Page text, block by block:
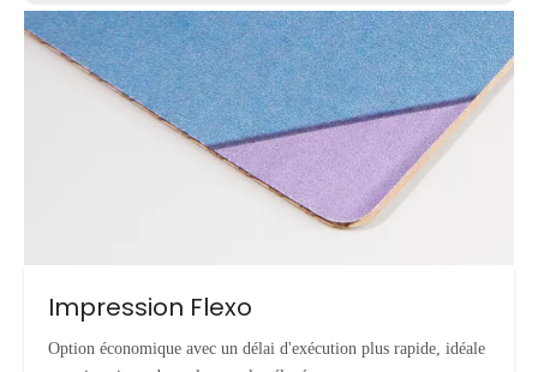
Impression Flexo
Option économique avec un délai d'exécution plus rapide, idéale